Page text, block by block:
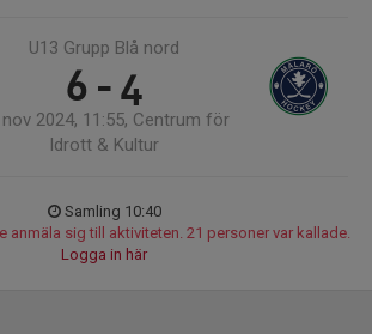
U13 Grupp Blå nord
6 - 4
nov 2024, 11:55, Centrum för
Idrott & Kultur
Samling 10:40
anmäla sig till aktiviteten. 21 personer var kallade.
Logga in här